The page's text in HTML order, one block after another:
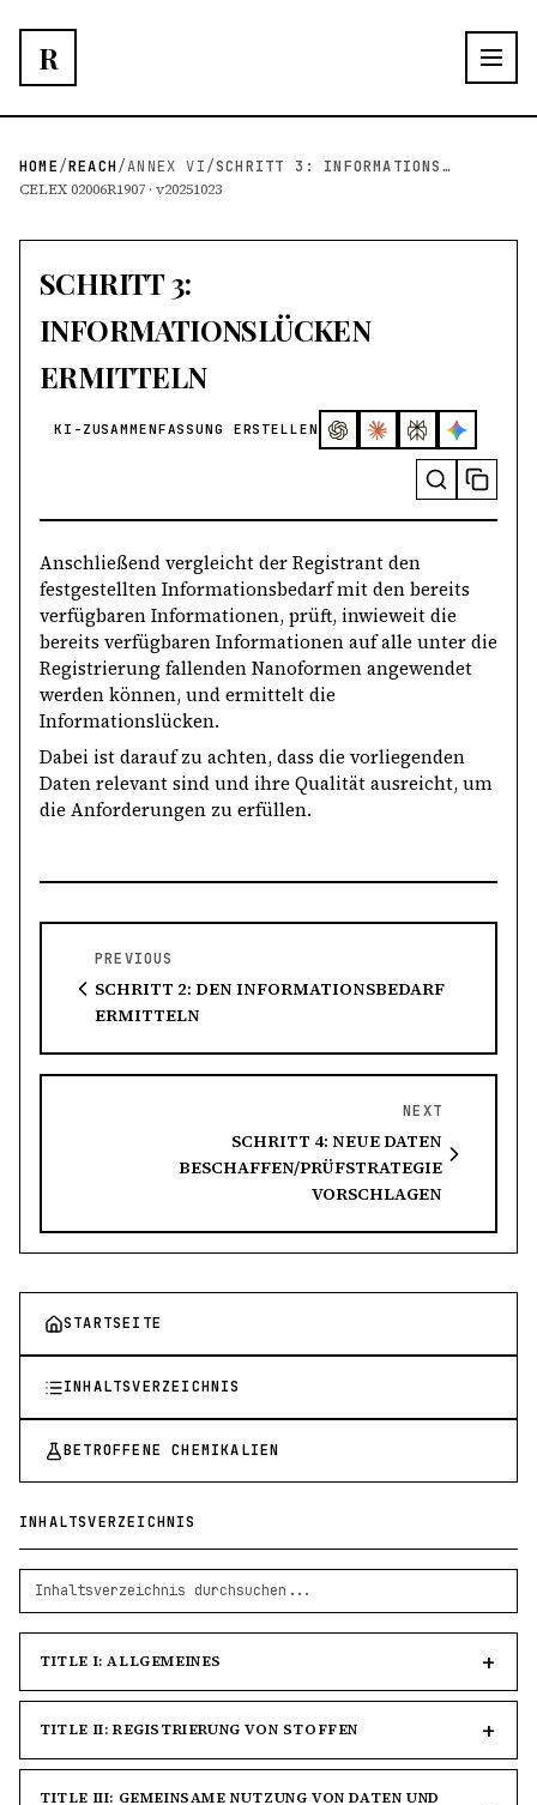
R
HOME/REACH/ANNEX VI/
SCHRITT 3: INFORMATIONSLÜCKEN ERMITTELN
CELEX 02006R1907 · v20251023
STARTSEITE
INHALTSVERZEICHNIS
BETROFFENE CHEMIKALIEN
INHALTSVERZEICHNIS
TITLE I: ALLGEMEINES
TITLE II: REGISTRIERUNG VON STOFFEN
TITLE III: GEMEINSAME NUTZUNG VON DATEN UND
SCHRITT 3:
INFORMATIONSLÜCKEN
ERMITTELN
KI-ZUSAMMENFASSUNG ERSTELLEN
Anschließend vergleicht der Registrant den
festgestellten Informationsbedarf mit den bereits
verfügbaren Informationen, prüft, inwieweit die
bereits verfügbaren Informationen auf alle unter die
Registrierung fallenden Nanoformen angewendet
werden können, und ermittelt die
Informationslücken.
Dabei ist darauf zu achten, dass die vorliegenden
Daten relevant sind und ihre Qualität ausreicht, um
die Anforderungen zu erfüllen.
PREVIOUS
SCHRITT 2: DEN INFORMATIONSBEDARF
ERMITTELN
NEXT
SCHRITT 4: NEUE DATEN
BESCHAFFEN/PRÜFSTRATEGIE
VORSCHLAGEN